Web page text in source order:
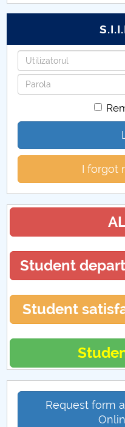
Username
Password
I forgot
Student
Student
Request form